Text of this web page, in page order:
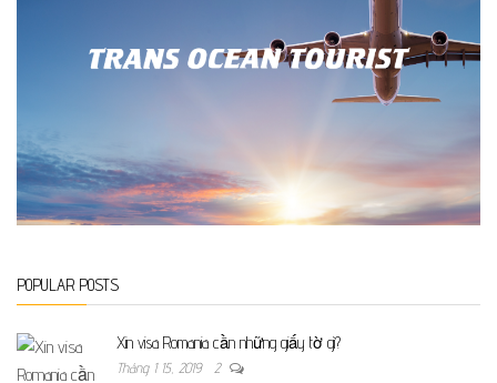
POPULAR POSTS
Xin visa Romania cần những giấy tờ gì?
Tháng 1 15, 2019 2